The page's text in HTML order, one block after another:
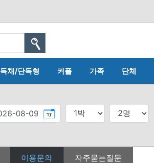
독채/단독형 커플 가족 단체
이용문의 자주묻는질문